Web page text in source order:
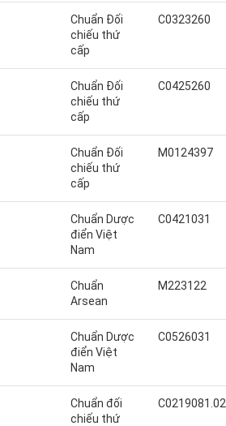
Chuẩn Đối
chiếu thứ
cấp
C0323260
Chuẩn Đối
chiếu thứ
cấp
C0425260
Chuẩn Đối
chiếu thứ
cấp
M0124397
Chuẩn Dược
điển Việt
Nam
C0421031
Chuẩn
Arsean
M223122
Chuẩn Dược
điển Việt
Nam
C0526031
Chuẩn đối
chiếu thứ
C0219081.02